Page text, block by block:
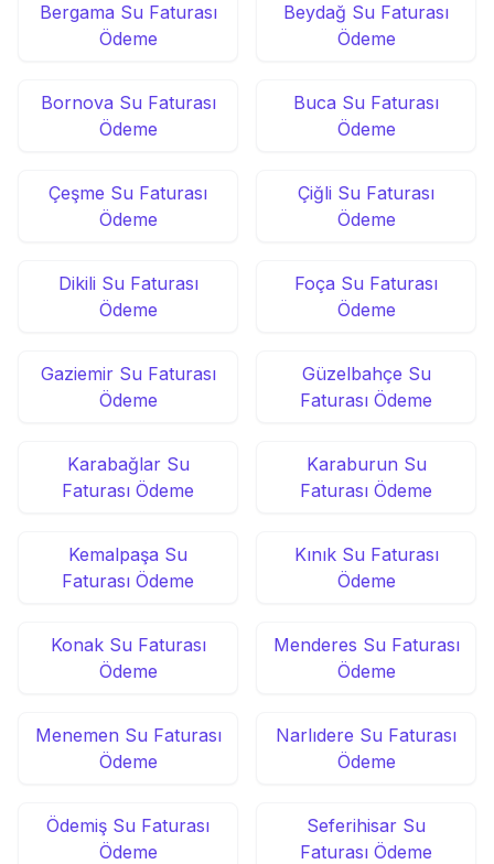
Bergama Su Faturası
Ödeme
Beydağ Su Faturası
Ödeme
Bornova Su Faturası
Ödeme
Buca Su Faturası
Ödeme
Çeşme Su Faturası
Ödeme
Çiğli Su Faturası
Ödeme
Dikili Su Faturası
Ödeme
Foça Su Faturası
Ödeme
Gaziemir Su Faturası
Ödeme
Güzelbahçe Su
Faturası Ödeme
Karabağlar Su
Faturası Ödeme
Karaburun Su
Faturası Ödeme
Kemalpaşa Su
Faturası Ödeme
Kınık Su Faturası
Ödeme
Konak Su Faturası
Ödeme
Menderes Su Faturası
Ödeme
Menemen Su Faturası
Ödeme
Narlıdere Su Faturası
Ödeme
Ödemiş Su Faturası
Ödeme
Seferihisar Su
Faturası Ödeme